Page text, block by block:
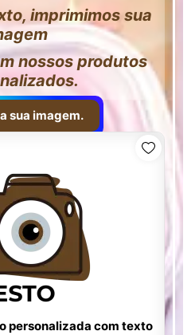
imprimimos sua
nossos produtos
sua imagem.
personalizada com texto